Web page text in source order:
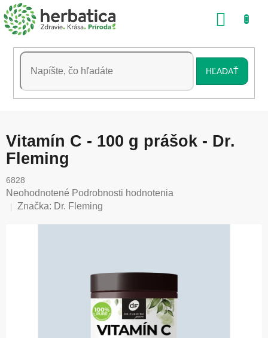
Prejsť
na
obsah
HĽADAŤ
Vitamín C - 100 g prášok - Dr.
Fleming
6828
Priemerné
hodnotenie
Neohodnotené Podrobnosti hodnotenia
Značka: Dr. Fleming